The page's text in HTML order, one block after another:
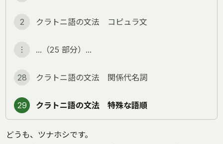
2 クラトニ語の文法 コピュラ文
︙ …（25 部分）…
28 クラトニ語の文法 関係代名詞
29 クラトニ語の文法 特殊な語順
どうも、ツナホシです。